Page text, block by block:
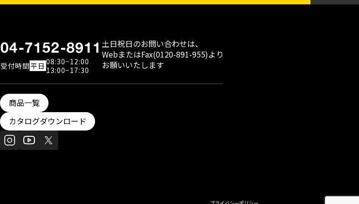
04-7152-8911
受付時間平日 08:30−12:00
13:00−17:30
土日祝日のお問い合わせは、
WebまたはFax(0120-891-955)より
お願いいたします
商品一覧
カタログダウンロード